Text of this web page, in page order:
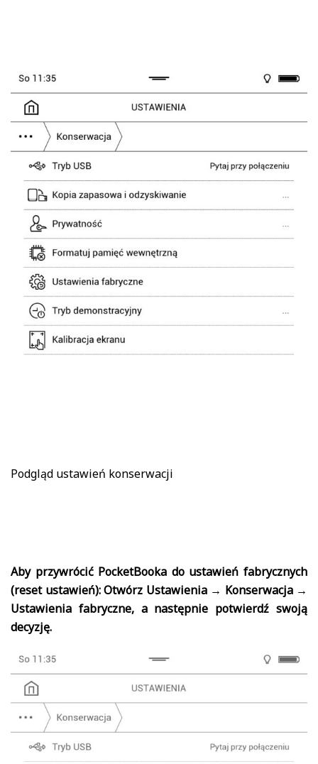
Podgląd ustawień konserwacji
Aby przywrócić PocketBooka do ustawień fabrycznych
(reset ustawień): Otwórz Ustawienia → Konserwacja →
Ustawienia fabryczne, a następnie potwierdź swoją
decyzję.